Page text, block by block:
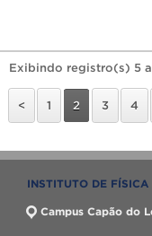
Exibindo registro(s) 5
< 1 2 3 4
INSTITUTO DE FÍSICA
Campus Capão do